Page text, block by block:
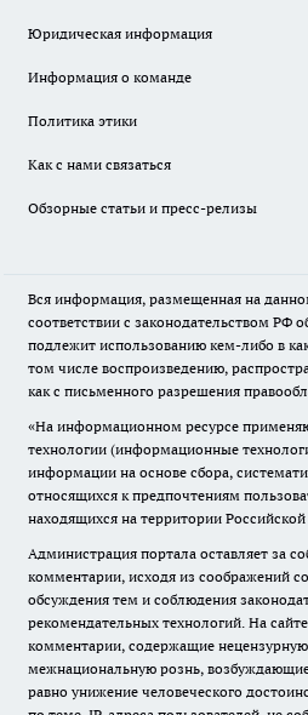
Юридическая информация
Информация о команде
Политика этики
Как с нами связаться
Обзорные статьи и пресс-релизы
Вся информация, размещенная на
соответствии с законодательством РФ
подлежит использованию кем-либо в
том числе воспроизведению,
как с письменного разрешения
«На информационном ресурсе
технологии (информационные
информации на основе сбора,
относящихся к предпочтениям
находящихся на территории
Администрация портала оставляет за
комментарии, исходя из соображений
обсуждения тем и соблюдения
рекомендательных технологий. На
комментарии, содержащие
межнациональную рознь,
равно унижение человеческого